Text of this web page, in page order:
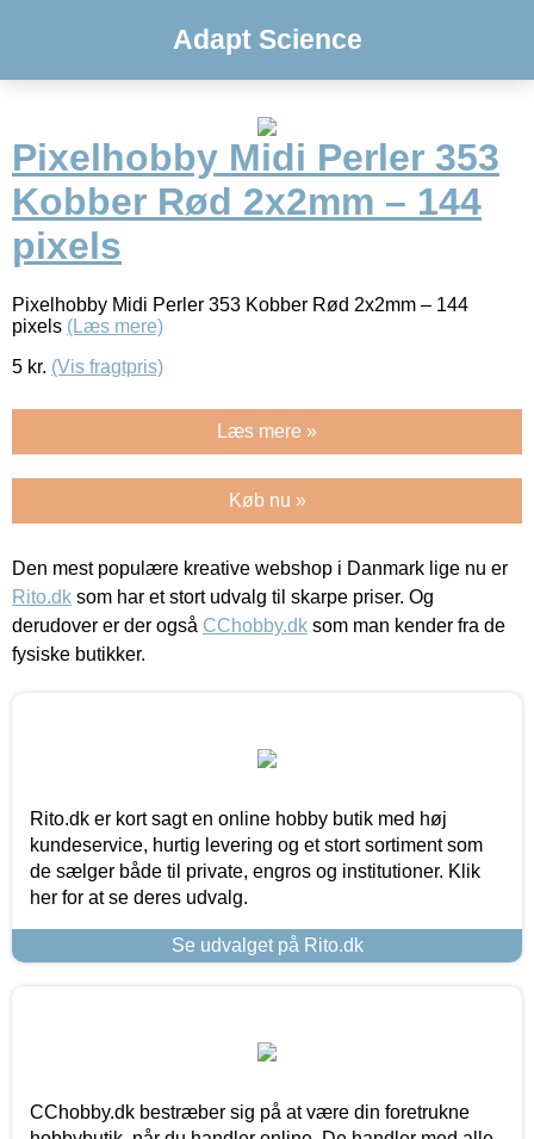
Adapt Science
Pixelhobby Midi Perler 353
Kobber Rød 2x2mm – 144
pixels
Pixelhobby Midi Perler 353 Kobber Rød 2x2mm – 144
pixels (Læs mere)
5 kr. (Vis fragtpris)
Læs mere »
Køb nu »
Den mest populære kreative webshop i Danmark lige nu er
Rito.dk som har et stort udvalg til skarpe priser. Og
derudover er der også CChobby.dk som man kender fra de
fysiske butikker.
Rito.dk er kort sagt en online hobby butik med høj
kundeservice, hurtig levering og et stort sortiment som
de sælger både til private, engros og institutioner. Klik
her for at se deres udvalg.
Se udvalget på Rito.dk
CChobby.dk bestræber sig på at være din foretrukne